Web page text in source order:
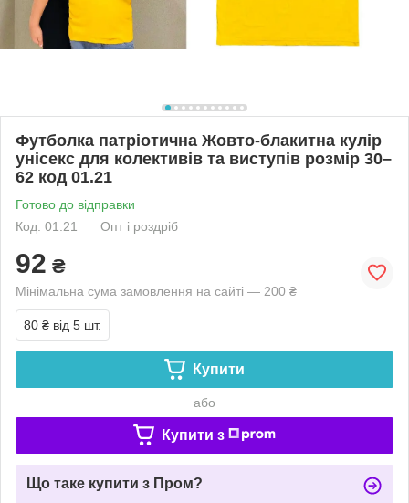
Футболка патріотична Жовто-блакитна кулір
унісекс для колективів та виступів розмір 30–
62 код 01.21
Готово до відправки
Код: 01.21
Опт і роздріб
92 ₴
Мінімальна сума замовлення на сайті — 200 ₴
80 ₴ від 5 шт.
Купити
або
Купити з
Що таке купити з Пром?